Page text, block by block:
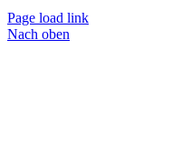
Page load link
Nach oben